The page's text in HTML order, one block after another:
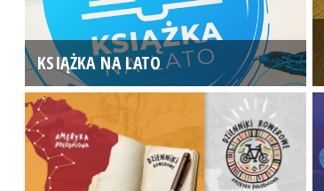
KSIĄŻKA NA LATO